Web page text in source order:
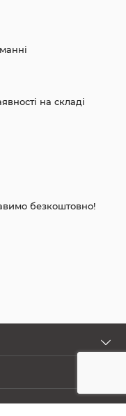
на складі
безкоштовно!